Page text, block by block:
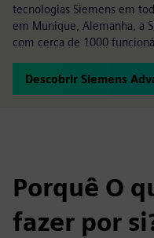
tecnologias Siemens em
em Munique, Alemanha, a
com cerca de 1000
Descobrir Siemens
Porquê O
fazer por